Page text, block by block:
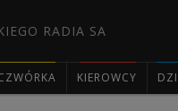
RADIA SA
KIEROWCY